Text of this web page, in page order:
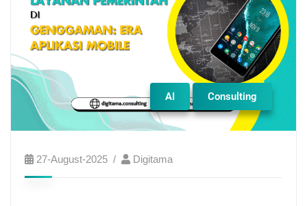
AI Consulting
27-August-2025 Digitama